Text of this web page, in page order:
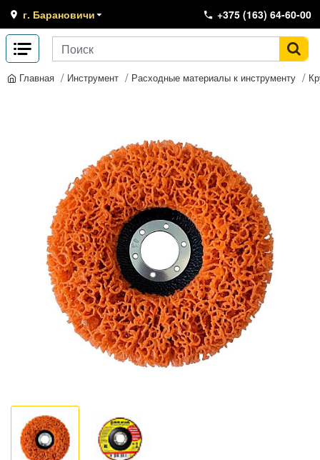
г. Барановичи +375 (163) 64-60-00
Главная Инструмент Расходные материалы к инструменту